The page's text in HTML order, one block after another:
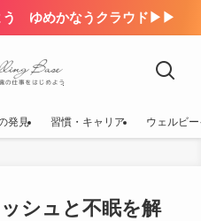
う ゆめかなうクラウド▶▶
発見 習慣・キャリア ウェルビ
シュと不眠を解